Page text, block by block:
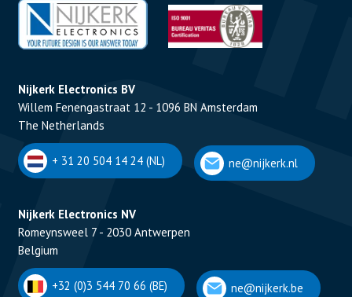
Nijkerk Electronics BV
Willem Fenengastraat 12 - 1096 BN Amsterdam
The Netherlands
+ 31 20 504 14 24 (NL) ne@nijkerk.nl
Nijkerk Electronics NV
Romeynsweel 7 - 2030 Antwerpen
Belgium
+32 (0)3 544 70 66 (BE) ne@nijkerk.be